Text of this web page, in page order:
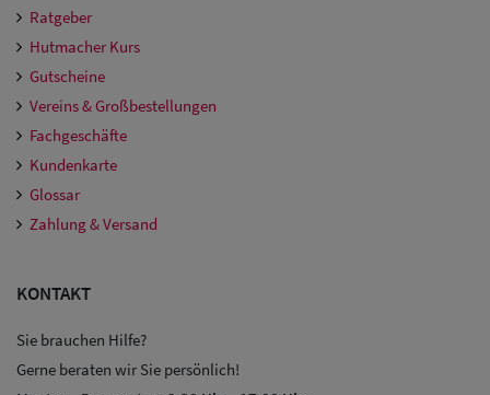
Ratgeber
Hutmacher Kurs
Gutscheine
Vereins & Großbestellungen
Fachgeschäfte
Kundenkarte
Glossar
Zahlung & Versand
KONTAKT
Sie brauchen Hilfe?
Gerne beraten wir Sie persönlich!